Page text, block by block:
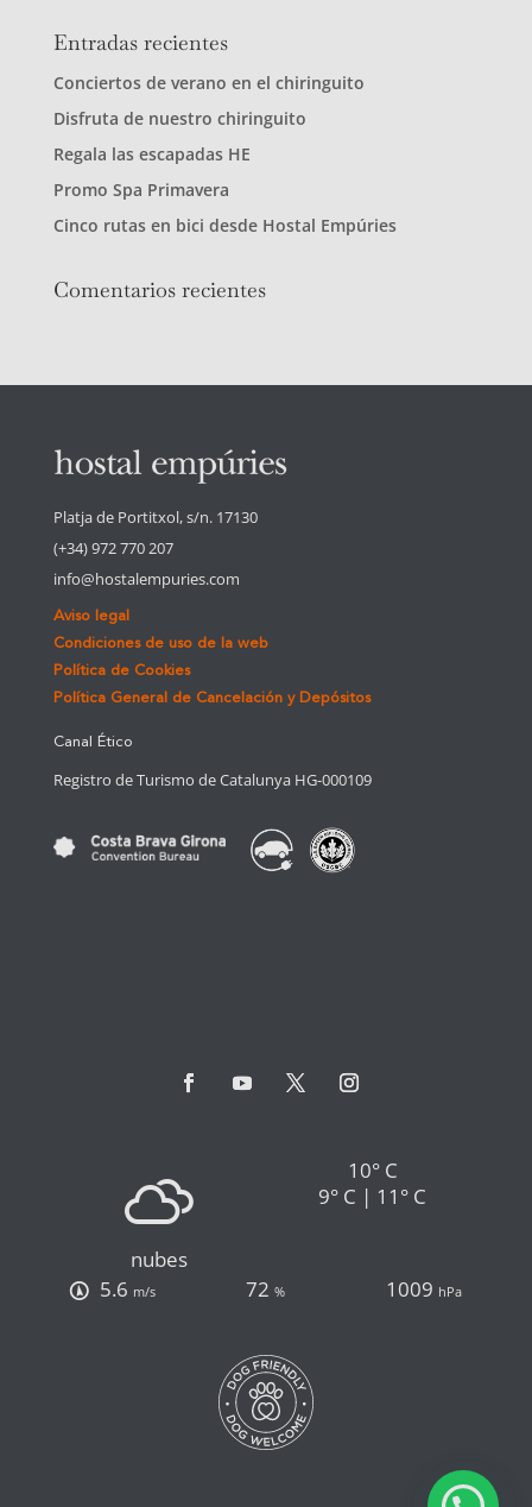
Entradas recientes
Conciertos de verano en el chiringuito
Disfruta de nuestro chiringuito
Regala las escapadas HE
Promo Spa Primavera
Cinco rutas en bici desde Hostal Empúries
Comentarios recientes
Platja de Portitxol, s/n. 17130
(+34) 972 770 207
info@hostalempuries.com
Aviso legal
Condiciones de uso de la web
Política de Cookies
Política General de Cancelación y Depósitos
Canal Ético
Registro de Turismo de Catalunya HG-000109
nubes
10° C
9° C | 11° C
5.6 m/s 72% 1009 hPa